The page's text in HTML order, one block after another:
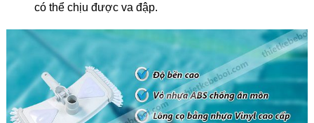
có thể chịu được va đập.